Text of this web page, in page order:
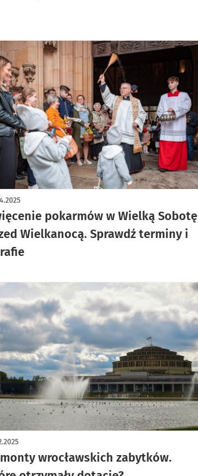
pokarmów w Wielką Sobotę
Wielkanocą. Sprawdź terminy i
wrocławskich zabytków.